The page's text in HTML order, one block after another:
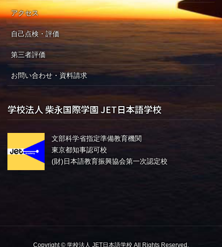
アクセス
自己点検・評価
第三者評価
お問い合わせ・資料請求
学校法人 柴永国際学園 JET日本語学校
文部科学省指定準備教育機関
東京都知事認可校
(財)日本語教育振興協会第一次認定校
Copyright © 学校法人 JET日本語学校 All Rights Reserved.